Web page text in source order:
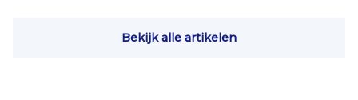
Bekijk alle artikelen